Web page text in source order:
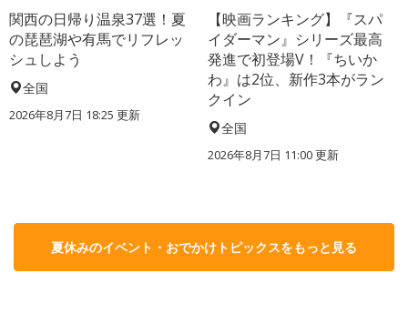
関西の日帰り温泉37選！夏
の琵琶湖や有馬でリフレッ
シュしよう
全国
2026年8月7日 18:25 更新
【映画ランキング】『スパ
イダーマン』シリーズ最高
発進で初登場V！『ちいか
わ』は2位、新作3本がラン
クイン
全国
2026年8月7日 11:00更新
夏休みのイベント・おでかけトピックスをもっと見る